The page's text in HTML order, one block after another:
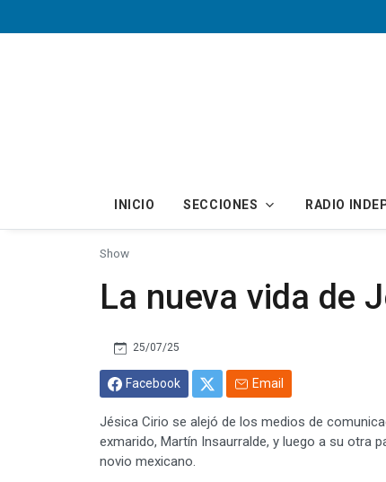
INICIO SECCIONES RADIO
Show
La nueva vida de
25/07/25
Facebook Email
Jésica Cirio se alejó de los medios de
exmarido, Martín Insaurralde, y luego a su otra
novio mexicano.